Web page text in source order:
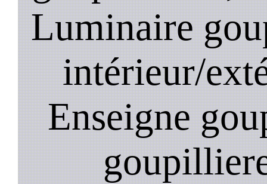
Luminaire
intérieur/
Enseigne